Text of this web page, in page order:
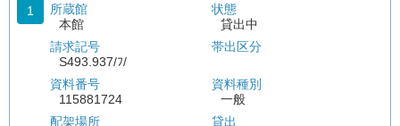
1
所蔵館
本館
請求記号
S493.937/ﾌ/
資料番号
115881724
配架場所
状態
貸出中
帯出区分
資料種別
一般
貸出